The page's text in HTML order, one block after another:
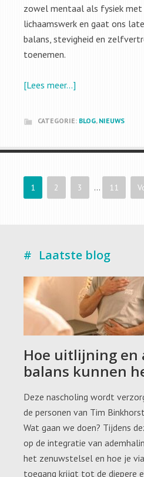
zowel mentaal als fysiek met
lichaamswerk en gaat ons
balans, stevigheid en
toenemen.
[Lees meer…]
CATEGORIE: BLOG, NIEUWS
1 2 3 … 11
Laatste blog
Hoe uitlijning en
balans kunnen
Deze nascholing wordt
de personen van Tim
Wat gaan we doen? Tijdens
op de integratie van
het zenuwstelsel en hoe je
toegang krijgt tot de diepere